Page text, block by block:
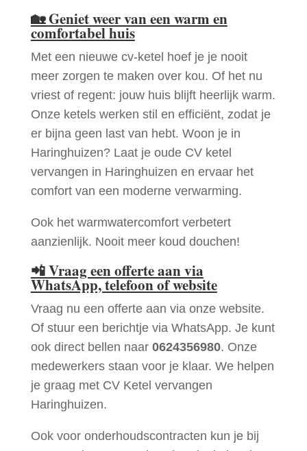
🏡Geniet weer van een warm en
comfortabel huis
Met een nieuwe cv-ketel hoef je je nooit
meer zorgen te maken over kou. Of het nu
vriest of regent: jouw huis blijft heerlijk warm.
Onze ketels werken stil en efficiënt, zodat je
er bijna geen last van hebt. Woon je in
Haringhuizen? Laat je oude CV ketel
vervangen in Haringhuizen en ervaar het
comfort van een moderne verwarming.
Ook het warmwatercomfort verbetert
aanzienlijk. Nooit meer koud douchen!
📲Vraag een offerte aan via
WhatsApp, telefoon of website
Vraag nu een offerte aan via onze website.
Of stuur een berichtje via WhatsApp. Je kunt
ook direct bellen naar 0624356980. Onze
medewerkers staan voor je klaar. We helpen
je graag met CV Ketel vervangen
Haringhuizen.
Ook voor onderhoudscontracten kun je bij